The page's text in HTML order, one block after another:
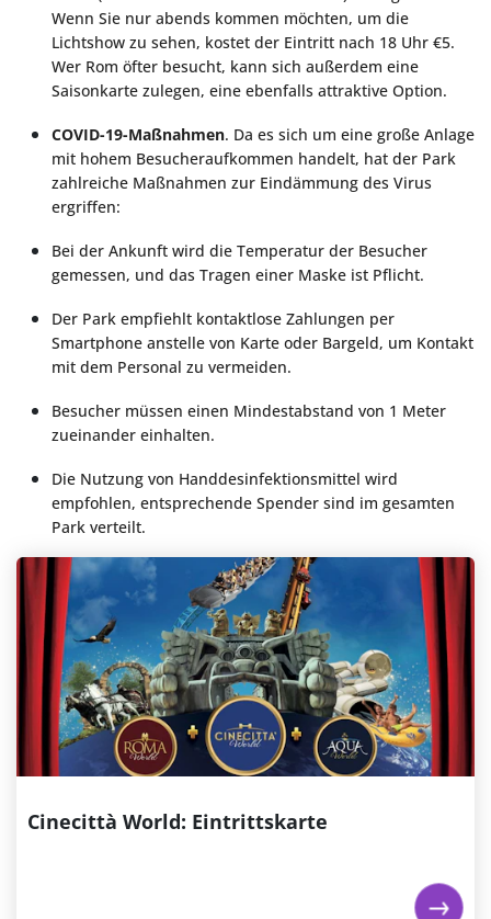
Wenn Sie nur abends kommen möchten, um die
Lichtshow zu sehen, kostet der Eintritt nach 18 Uhr €5.
Wer Rom öfter besucht, kann sich außerdem eine
Saisonkarte zulegen, eine ebenfalls attraktive Option.
COVID-19-Maßnahmen. Da es sich um eine große Anlage
mit hohem Besucheraufkommen handelt, hat der Park
zahlreiche Maßnahmen zur Eindämmung des Virus
ergriffen:
Bei der Ankunft wird die Temperatur der Besucher
gemessen, und das Tragen einer Maske ist Pflicht.
Der Park empfiehlt kontaktlose Zahlungen per
Smartphone anstelle von Karte oder Bargeld, um Kontakt
mit dem Personal zu vermeiden.
Besucher müssen einen Mindestabstand von 1 Meter
zueinander einhalten.
Die Nutzung von Handdesinfektionsmittel wird
empfohlen, entsprechende Spender sind im gesamten
Park verteilt.
Cinecittà World: Eintrittskarte
Cinecittà World: Eintrittskarte
Besuchen Sie einen Vergnügungspark mit 40
Attraktionen, darunter Achterbahnen, Shows und
Familienfahrgeschäfte. Versuchen Sie Volarium - The
Flying Cinema, wo man vor einem großen Bildschirm
sitzt und eine Flugsimulation 12 m über dem Boden
erlebt. Fahren Sie Inferno, eine Indoor-Achterbahn,
die...
ab
€ 39,00
Jetzt buchen